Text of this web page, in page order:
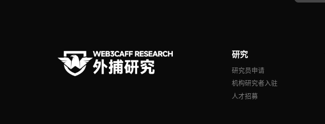
研究
研究员申请
机构研究者入驻
人才招募